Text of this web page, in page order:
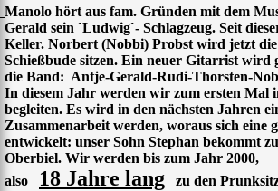
Manolo hört aus fam. Gründen mit dem
Gerald sein `Ludwig`- Schlagzeug. Seit
Keller. Norbert (Nobbi) Probst wird jetzt
Schießbude sitzen. Ein neuer Gitarrist
die Band: Antje-Gerald-Rudi-Thorsten-
In diesem Jahr werden wir zum ersten Mal
begleiten. Es wird in den nächsten Jahren
Zusammenarbeit werden, woraus sich eine
entwickelt: unser Sohn Stephan bekommt
Oberbiel. Wir werden bis zum Jahr 2000,
also
18 Jahre lang zu den